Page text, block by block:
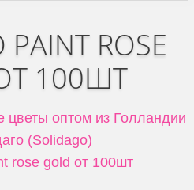
ROSE
100ШТ
цветы оптом из Голландии
(Solidago)
rose gold от 100шт